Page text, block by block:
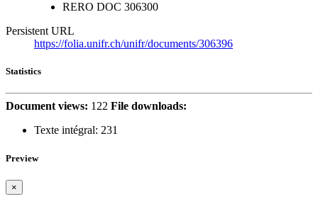
RERO DOC 306300
Persistent URL
https://folia.unifr.ch/unifr/documents/306396
Statistics
Document views: 122 File downloads:
Texte intégral: 231
Preview
×